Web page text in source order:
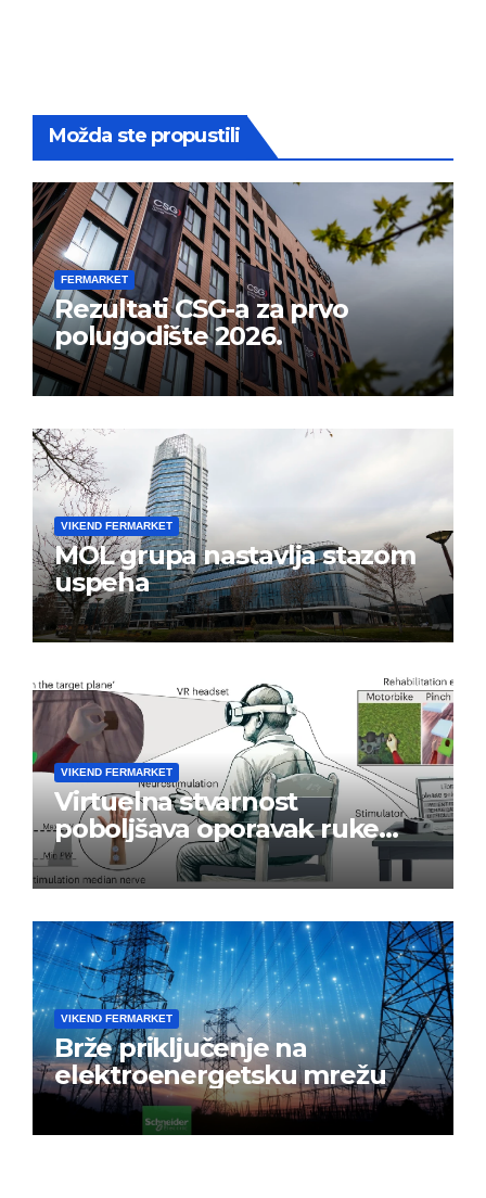
Možda ste propustili
FERMARKET
Rezultati CSG-a za prvo
polugodište 2026.
VIKEND FERMARKET
MOL grupa nastavlja stazom
uspeha
VIKEND FERMARKET
Virtuelna stvarnost
poboljšava oporavak ruke
nakon moždanog udara
VIKEND FERMARKET
Brže priključenje na
elektroenergetsku mrežu